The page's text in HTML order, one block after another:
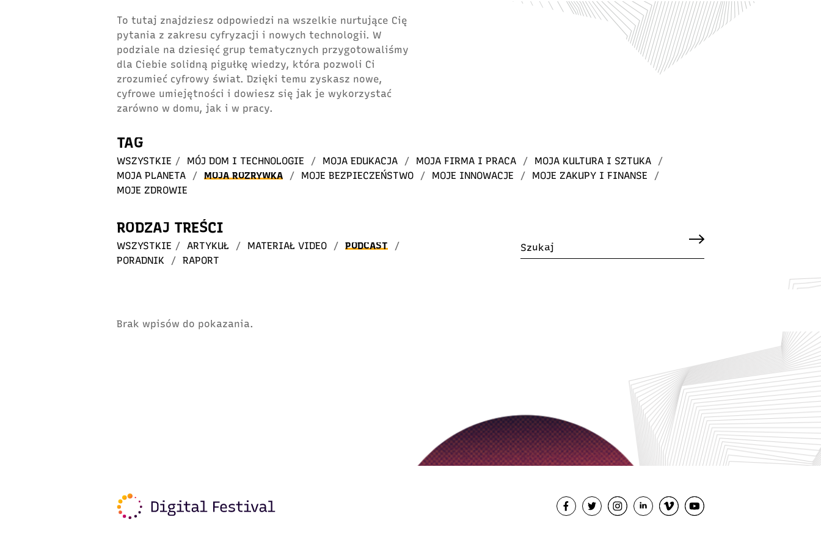
To tutaj znajdziesz odpowiedzi na wszelkie nurtujące Cię
pytania z zakresu cyfryzacji i nowych technologii. W
podziale na dziesięć grup tematycznych przygotowaliśmy
dla Ciebie solidną pigułkę wiedzy, która pozwoli Ci
zrozumieć cyfrowy świat. Dzięki temu zyskasz nowe,
cyfrowe umiejętności i dowiesz się jak je wykorzystać
zarówno w domu, jak i w pracy.
TAG
WSZYSTKIE / MÓJ DOM I TECHNOLOGIE / MOJA EDUKACJA / MOJA FIRMA I PRACA / MOJA KULTURA I SZTUKA
/
MOJA PLANETA
/ MOJA ROZRYWKA / MOJE BEZPIECZEŃSTWO / MOJE INNOWACJE / MOJE ZAKUPY I FINANSE
/
MOJE ZDROWIE
RODZAJ TREŚCI
WSZYSTKIE / ARTYKUŁ / MATERIAŁ VIDEO / PODCAST
/
PORADNIK
/ RAPORT
Brak wpisów do pokazania.